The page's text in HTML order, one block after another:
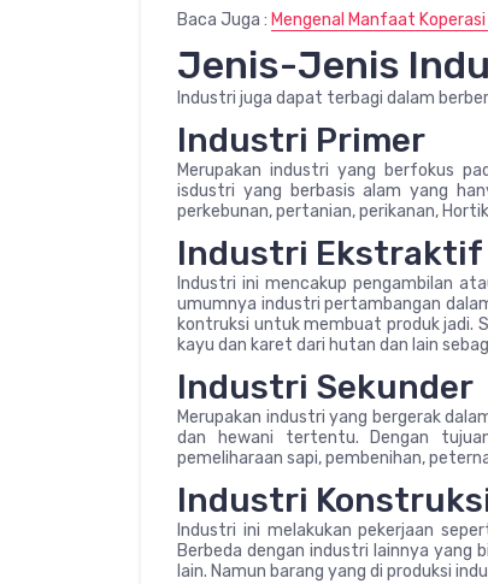
Baca Juga : Mengenal Manfaat
Jenis-Jenis
Industri juga dapat terbagi dalam
Industri Primer
Merupakan industri yang berfokus
isdustri yang berbasis alam yang
perkebunan, pertanian, perikanan,
Industri Ekstraktif
Industri ini mencakup pengambilan
umumnya industri pertambangan
kontruksi untuk membuat produk jadi.
kayu dan karet dari hutan dan lain
Industri Sekunder
Merupakan industri yang bergerak
dan hewani tertentu. Dengan
pemeliharaan sapi, pembenihan,
Industri
Industri ini melakukan pekerjaan
Berbeda dengan industri lainnya yang
lain. Namun barang yang di produksi